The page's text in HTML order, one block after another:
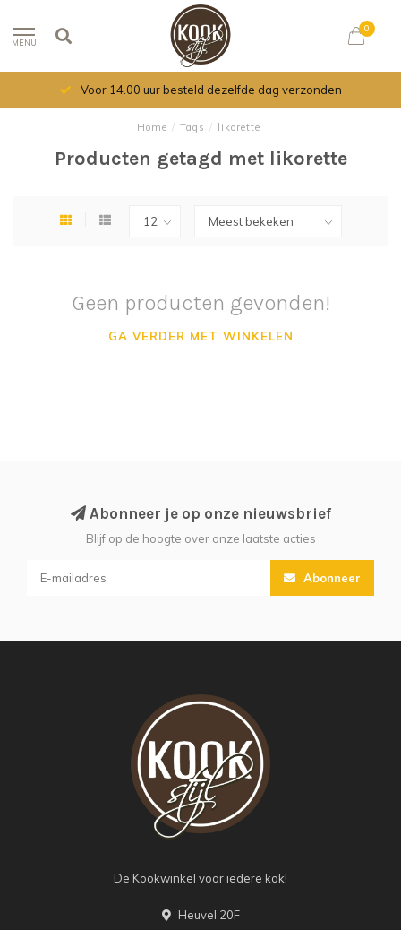
MENU
0
Voor 14.00 uur besteld dezelfde dag verzonden
Home / Tags / likorette
Producten getagd met likorette
Geen producten gevonden!
GA VERDER MET WINKELEN
Abonneer je op onze nieuwsbrief
Blijf op de hoogte over onze laatste acties
Abonneer
De Kookwinkel voor iedere kok!
Heuvel 20F